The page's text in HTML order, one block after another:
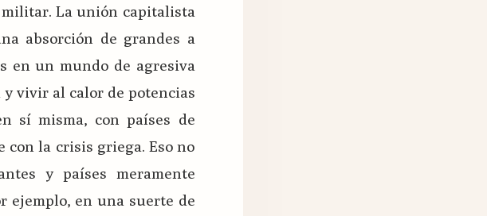
La unión capitalista
absorción de grandes a
en un mundo de agresiva
vivir al calor de potencias
sí misma, con países de
con la crisis griega. Eso no
y países meramente
ejemplo, en una suerte de